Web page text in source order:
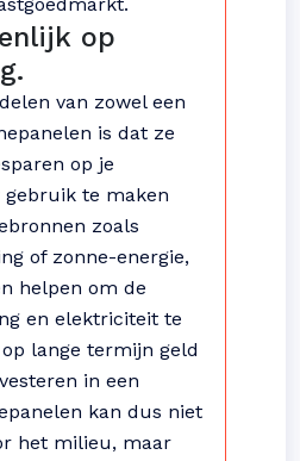
op
van zowel een
is dat ze
op je
gebruik te maken
zoals
of zonne-energie,
helpen om de
en elektriciteit te
lange termijn geld
in een
kan dus niet
het milieu, maar